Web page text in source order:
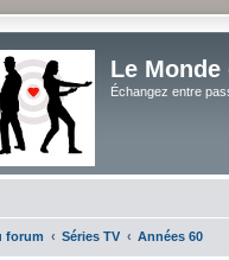
Le
Échangez entre
forum Séries TV Années 60